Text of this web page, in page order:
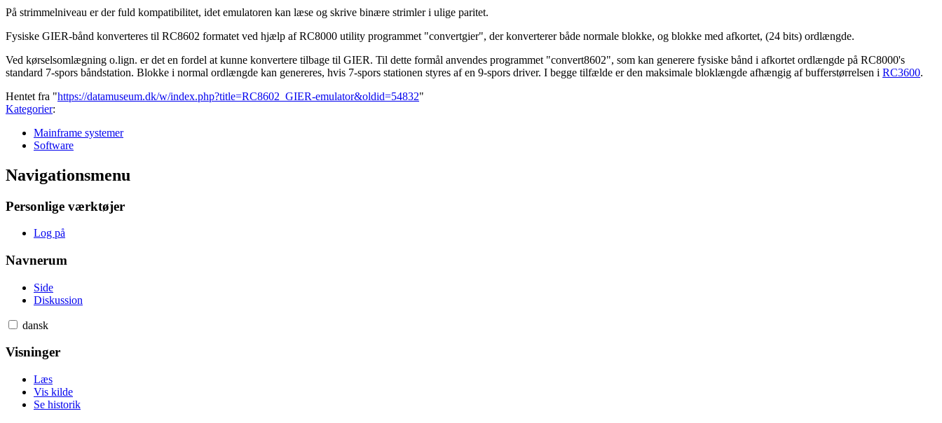
På strimmelniveau er der fuld kompatibilitet, idet emulatoren kan læse og skrive binære strimler i ulige paritet.
Fysiske GIER-bånd konverteres til RC8602 formatet ved hjælp af RC8000 utility programmet "convertgier", der konverterer både normale blokke, og blokke med afkortet, (24 bits) ordlængde.
Ved kørselsomlægning o.lign. er det en fordel at kunne konvertere tilbage til GIER. Til dette formål anvendes programmet "convert8602", som kan generere fysiske bånd i afkortet ordlængde på RC8000's
standard 7-spors båndstation. Blokke i normal ordlængde kan genereres, hvis 7-spors stationen styres af en 9-spors driver. I begge tilfælde er den maksimale bloklængde afhængig af bufferstørrelsen i RC3600.
Hentet fra "https://datamuseum.dk/w/index.php?title=RC8602_GIER-emulator&oldid=54832"
Kategorier:
Mainframe systemer
Software
Navigationsmenu
Personlige værktøjer
Log på
Navnerum
Side
Diskussion
dansk
Visninger
Læs
Vis kilde
Se historik